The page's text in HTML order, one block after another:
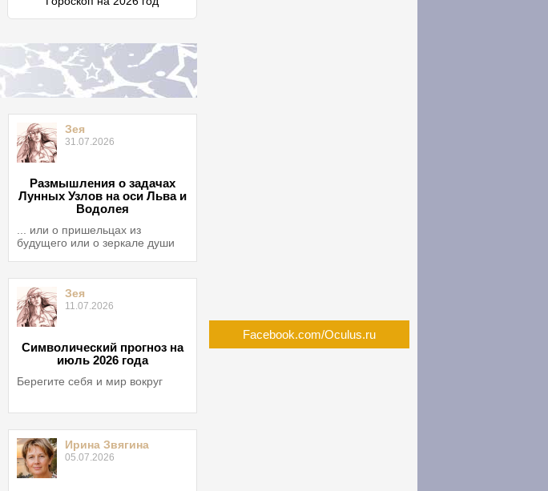
Зея
31.07.2026
Размышления о задачах
Лунных Узлов на оси Льва и
Водолея
... или о пришельцах из
будущего или о зеркале души
Зея
11.07.2026
Символический прогноз на
июль 2026 года
Берегите себя и мир вокруг
Ирина Звягина
05.07.2026
Facebook.com/Oculus.ru